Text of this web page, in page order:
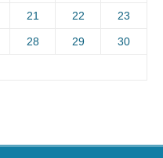
21 22 23
28 29 30